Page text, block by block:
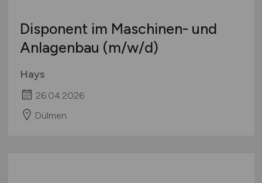
Disponent im Maschinen- und
Anlagenbau (m/w/d)
Hays
26.04.2026
Dülmen